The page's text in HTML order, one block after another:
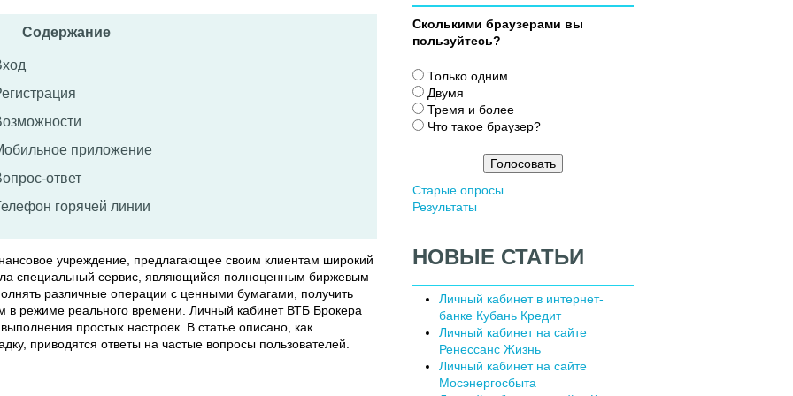
Содержание
приложение
ответ
горячей линии
учреждение, предлагающее своим клиентам широкий
специальный сервис, являющийся полноценным биржевым
различные операции с ценными бумагами, получить
в режиме реального времени. Личный кабинет ВТБ Брокера
простых настроек. В статье описано, как
приводятся ответы на частые вопросы пользователей.
Сколькими браузерами вы
пользуйтесь?
В
а
р
и
ы
Только одним
Двумя
Тремя и более
Что такое браузер?
Старые опросы
Результаты
НОВЫЕ СТАТЬИ
Личный кабинет в интернет-
банке Кубань Кредит
Личный кабинет на сайте
Ренессанс Жизнь
Личный кабинет на сайте
Мосэнергосбыта